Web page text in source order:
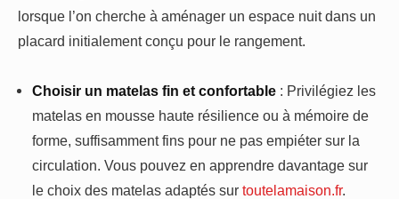
lorsque l’on cherche à aménager un espace nuit dans un
placard initialement conçu pour le rangement.
Choisir un matelas fin et confortable : Privilégiez les
matelas en mousse haute résilience ou à mémoire de
forme, suffisamment fins pour ne pas empiéter sur la
circulation. Vous pouvez en apprendre davantage sur
le choix des matelas adaptés surtoutelamaison.fr.